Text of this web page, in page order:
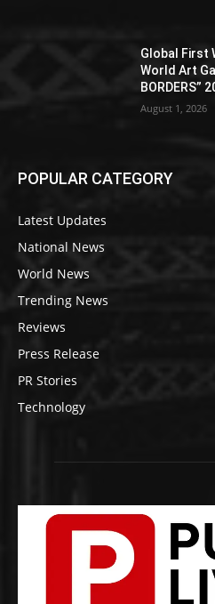
Global First
World Art
BORDERS”
August 1, 2026
POPULAR CATEGORY
Latest Updates
National News
World News
Trending News
Reviews
Press Release
PR Stories
Technology